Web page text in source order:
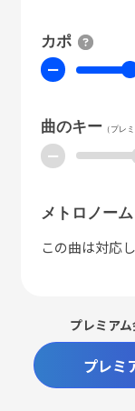
カポ
ー
曲のキー（プレ
ー
メトロノーム
この曲は対応
プレミア
プレミ